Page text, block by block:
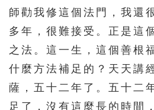
師勸我修這個法門，我還
多年，很難接受。正是這
之法。這一生，這個善根
什麼方法補足的？天天講
薩，五十二年了。五十二
足了，沒有這麼長的時間